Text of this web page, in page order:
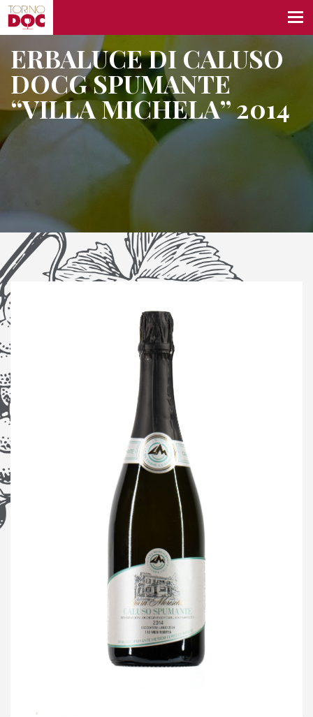
ERBALUCE DI CALUSO
DOCG SPUMANTE
“VILLA MICHELA” 2014